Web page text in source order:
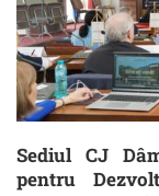
Sediul CJ
pentru